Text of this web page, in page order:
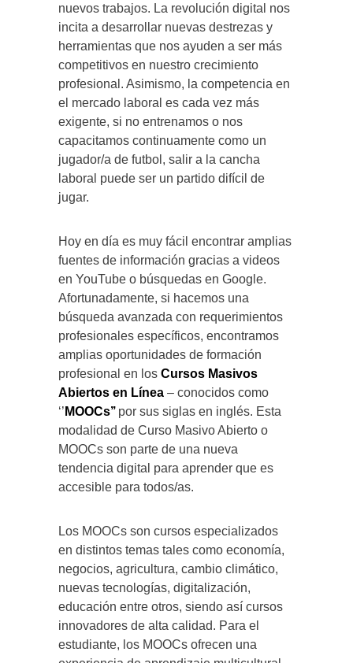
nuevos trabajos. La revolución digital nos
incita a desarrollar nuevas destrezas y
herramientas que nos ayuden a ser más
competitivos en nuestro crecimiento
profesional. Asimismo, la competencia en
el mercado laboral es cada vez más
exigente, si no entrenamos o nos
capacitamos continuamente como un
jugador/a de futbol, salir a la cancha
laboral puede ser un partido difícil de
jugar.
Hoy en día es muy fácil encontrar amplias
fuentes de información gracias a videos
en YouTube o búsquedas en Google.
Afortunadamente, si hacemos una
búsqueda avanzada con requerimientos
profesionales específicos, encontramos
amplias oportunidades de formación
profesional en los Cursos Masivos
Abiertos en Línea – conocidos como
‘’ MOOCs’’ por sus siglas en inglés. Esta
modalidad de Curso Masivo Abierto o
MOOCs son parte de una nueva
tendencia digital para aprender que es
accesible para todos/as.
Los MOOCs son cursos especializados
en distintos temas tales como economía,
negocios, agricultura, cambio climático,
nuevas tecnologías, digitalización,
educación entre otros, siendo así cursos
innovadores de alta calidad. Para el
estudiante, los MOOCs ofrecen una